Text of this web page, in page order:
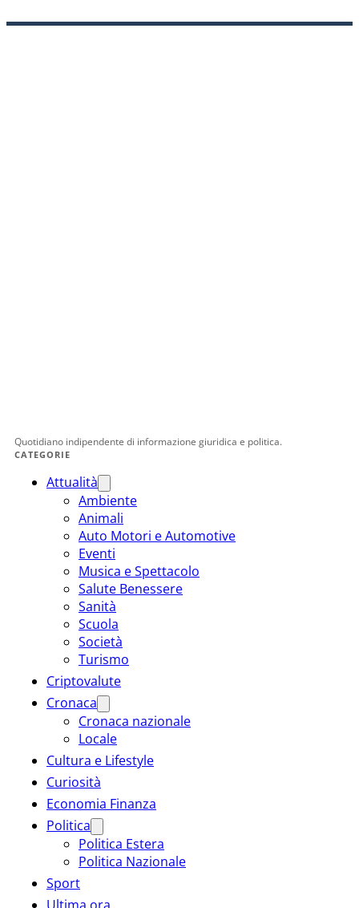
Quotidiano indipendente di informazione giuridica e politica.
CATEGORIE
Attualità
Ambiente
Animali
Auto Motori e Automotive
Eventi
Musica e Spettacolo
Salute Benessere
Sanità
Scuola
Società
Turismo
Criptovalute
Cronaca
Cronaca nazionale
Locale
Cultura e Lifestyle
Curiosità
Economia Finanza
Politica
Politica Estera
Politica Nazionale
Sport
Ultima ora